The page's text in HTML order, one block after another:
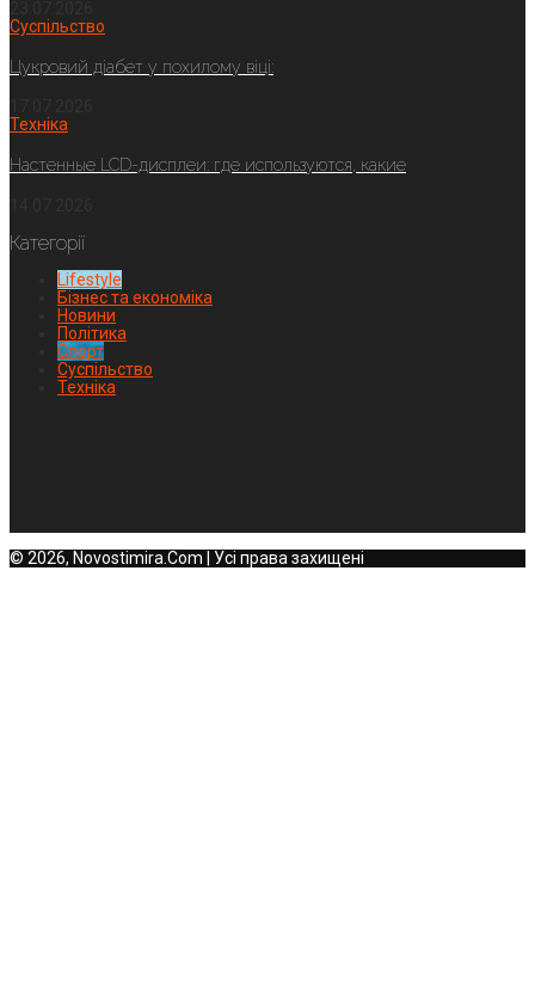
Суспільство
Цукровий діабет у похилому віці:
Техніка
Настенные LCD-дисплеи: где используются, какие
Категорії
Lifestyle
Бізнес та економіка
Новини
Політика
Спорт
Суспільство
Техніка
© 2026, Novostimira.Com | Усі права захищені